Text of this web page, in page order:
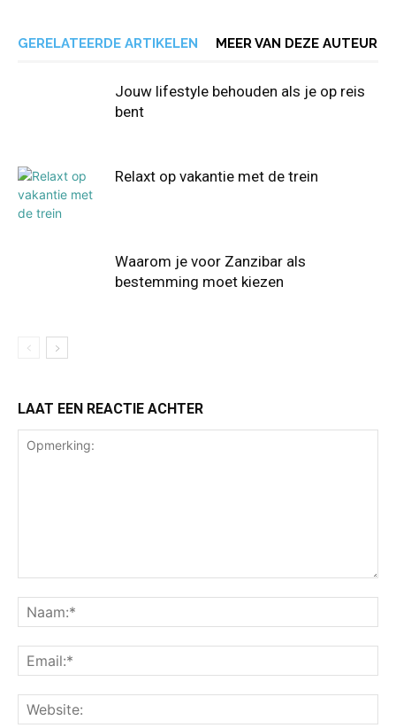
GERELATEERDE ARTIKELEN MEER VAN DEZE AUTEUR
Jouw lifestyle behouden als je op reis
bent
Relaxt op vakantie met de trein
Waarom je voor Zanzibar als
bestemming moet kiezen
LAAT EEN REACTIE ACHTER